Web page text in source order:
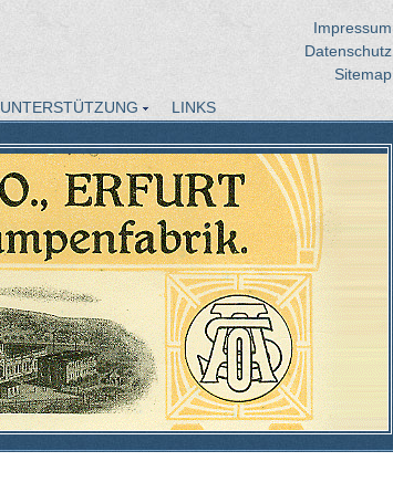
Impressum
Datenschutz
Sitemap
UNTERSTÜTZUNG
LINKS